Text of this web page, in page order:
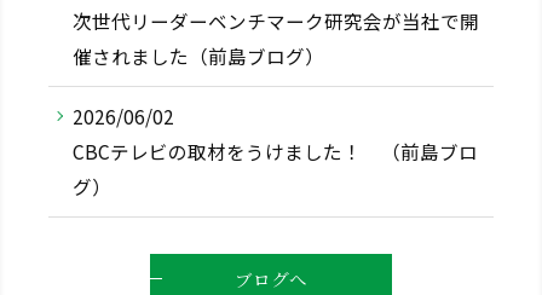
次世代リーダーベンチマーク研究会が当社で開
催されました（前島ブログ）
2026/06/02
CBCテレビの取材をうけました！ （前島ブロ
グ）
ブログへ